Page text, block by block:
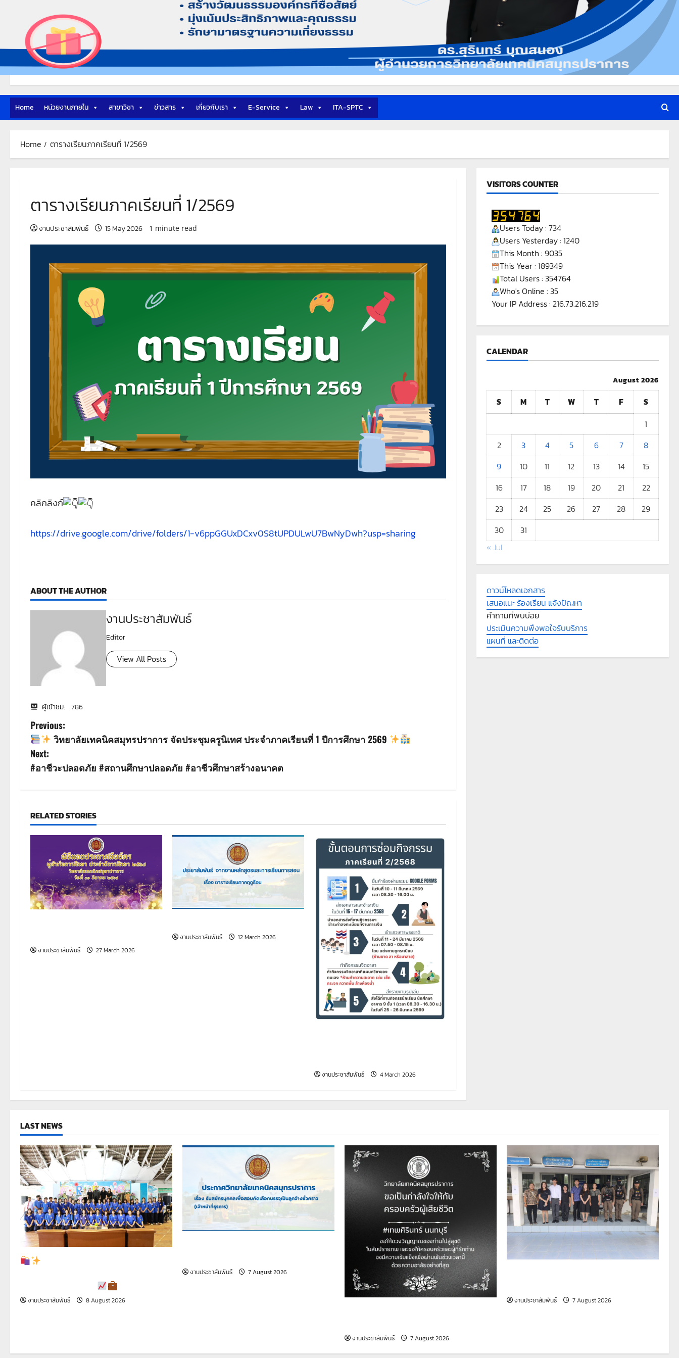
Home หน่วยงานภายใน สาขาวิชา ข่าวสาร เกี่ยวกับเรา E-Service Law ITA-SPTC
Home ตารางเรียนภาคเรียนที่ 1/2569
ตารางเรียนภาคเรียนที่ 1/2569
งานประชาสัมพันธ์ 15 May 2026 1 minute read
คลิกลิงก์
https://drive.google.com/drive/folders/1-v6ppGGUxDCxv0S8tUPDULwU7BwNyDwh?usp=sharing
ABOUT THE AUTHOR
งานประชาสัมพันธ์
Editor
View All Posts
ผู้เข้าชม: 786
P
o
s
n
a
i
g
Previous:
วิทยาลัยเทคนิคสมุทรปราการ จัดประชุมครูนิเทศ ประจำภาคเรียนที่ 1 ปีการศึกษา 2569
Next:
#อาชีวะปลอดภัย #สถานศึกษาปลอดภัย #อาชีวศึกษาสร้างอนาคต
RELATED STORIES
งานประชาสัมพันธ์ 27 March 2026
งานประชาสัมพันธ์ 12 March 2026
งานประชาสัมพันธ์ 4 March 2026
VISITORS COUNTER
Users Today : 734
Users Yesterday : 1240
This Month : 9035
This Year : 189349
Total Users : 354764
Who's Online : 35
Your IP Address : 216.73.216.219
CALENDAR
August 2026
S M T W T F
S
1
2
3 4 5 6 7
8
9
10 11 12 13 14
15
16
17 18 19 20 21
22
23
24 25 26 27 28
29
30
31
« Jul
ดาวน์โหลดเอกสาร
เสนอแนะ ร้องเรียน แจ้งปัญหา
คำถามที่พบบ่อย
ประเมินความพึงพอใจรับบริการ
แผนที่ และติดต่อ
LAST NEWS
งานประชาสัมพันธ์ 8 August 2026
งานประชาสัมพันธ์ 7 August 2026
งานประชาสัมพันธ์ 7 August 2026
งานประชาสัมพันธ์ 7 August 2026